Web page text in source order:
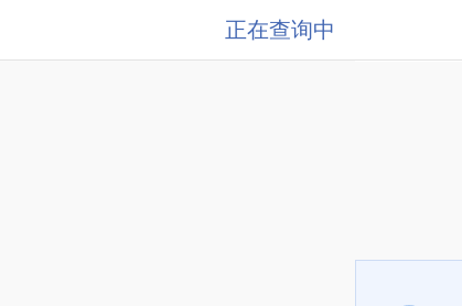
正在查询中